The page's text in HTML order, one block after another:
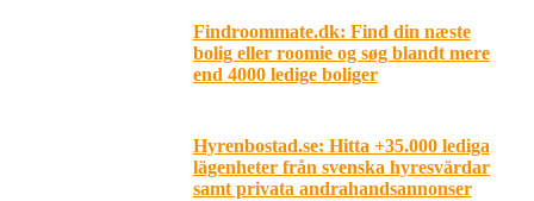
Findroommate.dk: Find din næste
bolig eller roomie og søg blandt mere
end 4000 ledige boliger
Hyrenbostad.se: Hitta +35.000 lediga
lägenheter från svenska hyresvärdar
samt privata andrahandsannonser